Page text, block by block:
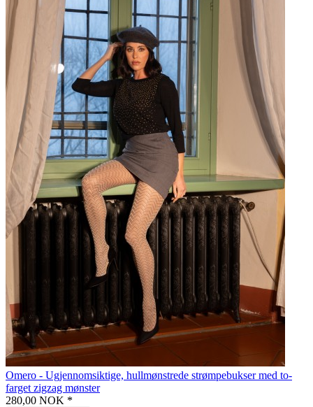
Omero - Ugjennomsiktige, hullmønstrede strømpebukser med to-
farget zigzag mønster
280,00 NOK *